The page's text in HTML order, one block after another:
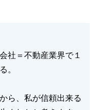
おいて、お困りのこ
がけくださいませ。
程、よろしくお願い
社＝不動産業界で１
。
ら、私が信頼出来る